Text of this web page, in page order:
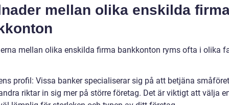
mellan olika enskilda
mellan olika enskilda firma bankkonton ryms ofta i olika
profil: Vissa banker specialiserar sig på att betjäna
riktar in sig mer på större företag. Det är viktigt att välja